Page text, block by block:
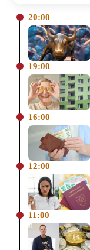
20:00
19:00
16:00
12:00
11:00